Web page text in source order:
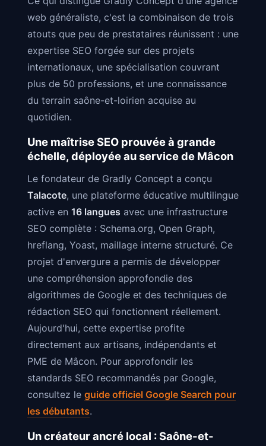
web généraliste, c'est la combinaison de trois
atouts que peu de prestataires réunissent : une
expertise SEO forgée sur des projets
internationaux, une spécialisation couvrant
plus de 50 professions, et une connaissance
du terrain saône-et-loirien acquise au
quotidien.
Une maîtrise SEO prouvée à grande
échelle, déployée au service de Mâcon
Le fondateur de Gradly Concept a conçu
Talacote, une plateforme éducative multilingue
active en 16 langues avec une infrastructure
SEO complète : Schema.org, Open Graph,
hreflang, Yoast, maillage interne structuré. Ce
projet d'envergure a permis de développer
une compréhension approfondie des
algorithmes de Google et des techniques de
rédaction SEO qui fonctionnent réellement.
Aujourd'hui, cette expertise profite
directement aux artisans, indépendants et
PME de Mâcon. Pour approfondir les
standards SEO recommandés par Google,
consultez le guide officiel Google Search pour
les débutants.
Un créateur ancré local : Saône-et-